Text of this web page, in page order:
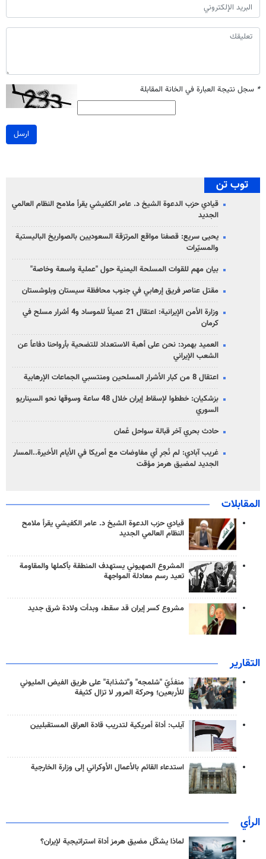
* سجل نتيجة العبارة في الخانة المقابلة
ارسل
توب تن
قيادي حزب الدعوة الشيخ د. عامر الكفيشي يقرأ ملامح النظام العالمي
الجديد
يحيى سريع: قصفنا مواقع المرتزقة السعوديين بالصواريخ الباليستية
والمسيّرات
بيان مهم للقوات المسلحة اليمنية حول "عملية واسعة وخاصة"
مقتل عناصر فريق إرهابي في جنوب محافظة سيستان وبلوشستان
وزارة الأمن الإيرانية: اعتقال 21 عميلاً للموساد و4 أشرار مسلح في
كرمان
العميد بهمرد: نحن على أهبة الاستعداد للتضحية بأرواحنا دفاعاً عن
الشعب الإيراني
اعتقال 8 من كبار الأشرار المسلحين ومنتسبي الجماعات الإرهابية
بزشكيان: خططوا لإسقاط إيران خلال 48 ساعة وسوقها نحو السيناريو
السوري
حادث بحري آخر قبالة سواحل عُمان
غريب آبادي: لم نُجرِ أي مفاوضات مع أمريكا في الأيام الأخيرة..المسار
الجديد لمضيق هرمز مؤقت
المقابلات
قيادي حزب الدعوة الشيخ د. عامر الكفيشي يقرأ ملامح
النظام العالمي الجديد
المشروع الصهيوني يستهدف المنطقة بأكملها والمقاومة
تعيد رسم معادلة المواجهة
مشروع كسر إيران قد سقط، وبدأت ولادة شرق جديد
التقارير
منفذَيّ "شلمجه" و"تشذابة" على طريق الفيض المليوني
للأربعين؛ وحركة المرور لا تزال كثيفة
آيلب: أداة أمريكية لتدريب قادة العراق المستقبليين
استدعاء القائم بالأعمال الأوكراني إلى وزارة الخارجية
الرأي
لماذا يشكّل مضيق هرمز أداة استراتيجية لإيران؟